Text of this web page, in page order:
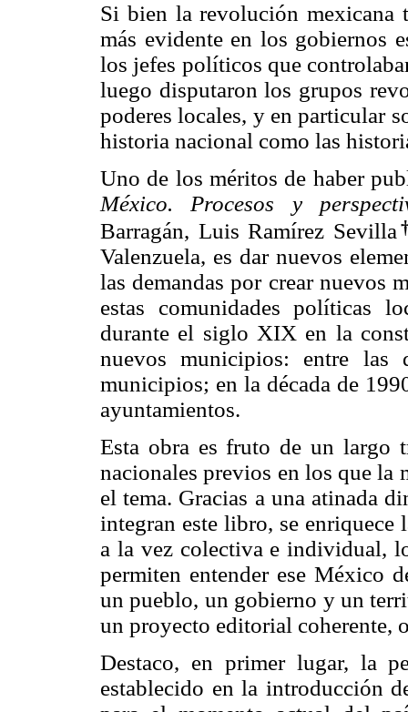
Si bien la revolución mexicana
más evidente en los gobiernos
los jefes políticos que
luego disputaron los grupos
poderes locales, y en particular
historia nacional como las
Uno de los méritos de haber
México. Procesos y
Barragán, Luis Ramírez Sevilla
Valenzuela, es dar nuevos
las demandas por crear nuevos
estas comunidades políticas
durante el siglo XIX en la
nuevos municipios: entre
municipios; en la década de
ayuntamientos.
Esta obra es fruto de un largo
nacionales previos en los que la
el tema. Gracias a una atinada
integran este libro, se
a la vez colectiva e individual,
permiten entender ese México
un pueblo, un gobierno y un
un proyecto editorial coherente,
Destaco, en primer lugar, la
establecido en la introducción